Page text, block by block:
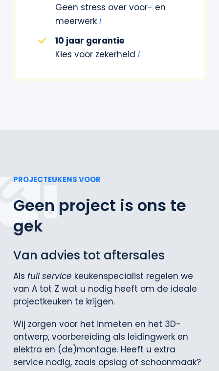
Geen stress over voor- en
meerwerk i
10 jaar garantie
Kies voor zekerheid i
PROJECTEUKENS VOOR
Geen project is ons te
gek
Van advies tot aftersales
Alsfull service keukenspecialist regelen we
van A tot Z wat u nodig heeft om de ideale
projectkeuken te krijgen.
Wij zorgen voor het inmeten en het 3D-
ontwerp, voorbereiding als leidingwerk en
elektra en (de)montage. Heeft u extra
service nodig, zoals opslag of schoonmaak?